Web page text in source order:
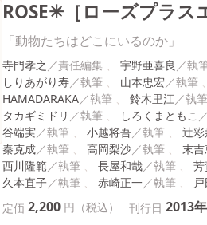
ROSE✳［ローズプラス
「動物たちはどこにいるのか」
寺門孝之 宇野亜喜良
しりあがり寿
山本忠宏
HAMADARAKA
鈴木里江
タカギミドリ
しろくまともこ
谷端実
小越将吾 辻彩
秦克成
高岡梨沙 末
西川隆範
長屋和哉
久本直子
赤崎正一
定価 2,200 円（税込） 刊行日 2013